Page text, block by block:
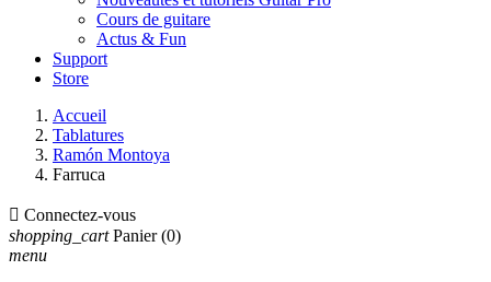
Cours de guitare
Actus & Fun
Support
Store
Accueil
Tablatures
Ramón Montoya
Farruca
 Connectez-vous
shopping_cart Panier (0)
menu